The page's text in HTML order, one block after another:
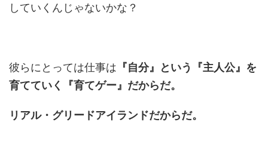
していくんじゃないかな？
彼らにとっては仕事は 『自分』という『主人公』を
育てていく『育てゲー』だからだ。
リアル・グリードアイランドだからだ。